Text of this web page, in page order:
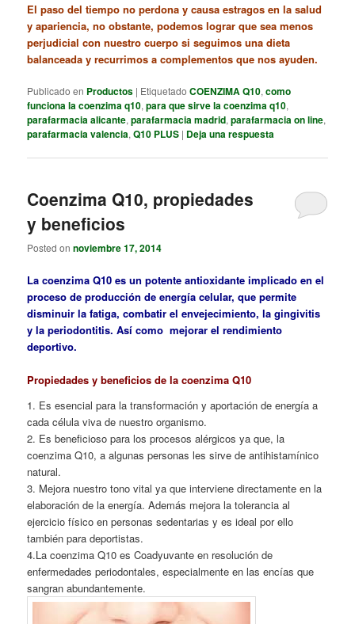
El paso del tiempo no perdona y causa estragos en la salud
y apariencia, no obstante, podemos lograr que sea menos
perjudicial con nuestro cuerpo si seguimos una dieta
balanceada y recurrimos a complementos que nos ayuden.
Publicado en Productos | Etiquetado COENZIMA Q10,como
funciona la coenzima q10,para que sirve la coenzima q10,
parafarmacia alicante,parafarmacia madrid,parafarmacia on line,
parafarmacia valencia,Q10 PLUS | Deja una respuesta
Coenzima Q10, propiedades
y beneficios
Posted onnoviembre 17, 2014
La coenzima Q10 es un potente antioxidante implicado en el
proceso de producción de energía celular, que permite
disminuir la fatiga, combatir el envejecimiento, la gingivitis
y la periodontitis. Así como mejorar el rendimiento
deportivo.
Propiedades y beneficios de la coenzima Q10
1. Es esencial para la transformación y aportación de energía a
cada célula viva de nuestro organismo.
2. Es beneficioso para los procesos alérgicos ya que, la
coenzima Q10, a algunas personas les sirve de antihistamínico
natural.
3. Mejora nuestro tono vital ya que interviene directamente en la
elaboración de la energía. Además mejora la tolerancia al
ejercicio físico en personas sedentarias y es ideal por ello
también para deportistas.
4.La coenzima Q10 es Coadyuvante en resolución de
enfermedades periodontales, especialmente en las encías que
sangran abundantemente.